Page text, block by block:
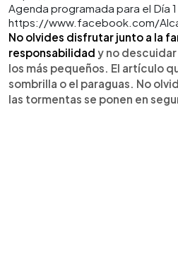
Agenda programada para el Día
https://www.facebook.com/
No olvides disfrutar junto a la
responsabilidad y no
los más pequeños. El artículo
sombrilla o el paraguas. No
las tormentas se ponen en